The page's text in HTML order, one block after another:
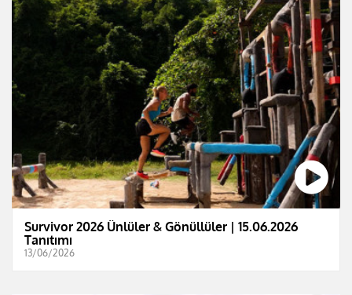
Survivor 2026 Ünlüler & Gönüllüler | 15.06.2026
Tanıtımı
13/06/2026